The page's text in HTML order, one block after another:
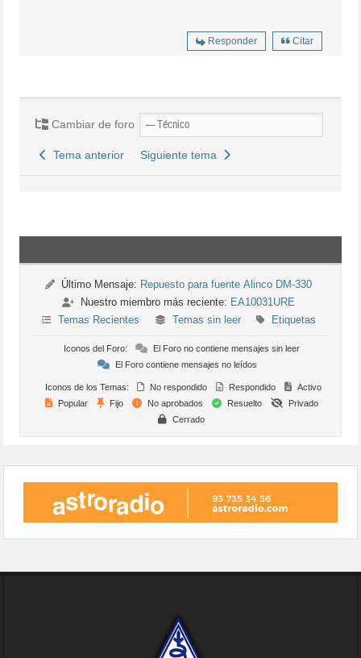
Responder Citar
Cambiar de foro
Tema anterior Siguiente tema
Último Mensaje: Repuesto para fuente Alinco DM-330
Nuestro miembro más reciente: EA10031URE
Temas Recientes
Temas sin leer Etiquetas
Iconos del Foro:
El Foro no contiene mensajes sin leer
El Foro contiene mensajes no leídos
Iconos de los Temas: No respondido Respondido
Activo
Popular
Fijo No aprobados Resuelto
Privado
Cerrado